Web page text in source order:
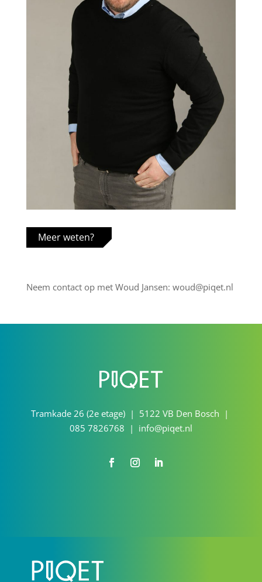
Meer weten?
Neem contact op met Woud Jansen: woud@piqet.nl
Tramkade 26 (2e etage) | 5122 VB Den Bosch |
085 7826768 | info@piqet.nl